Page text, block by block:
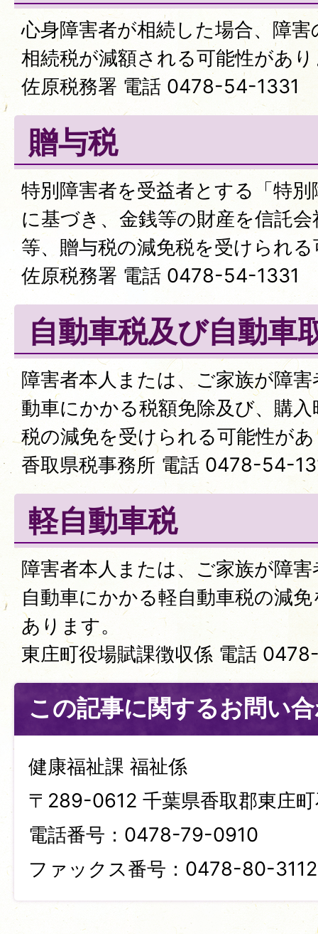
心身障害者が相続した場合、障
相続税が減額される可能性があ
佐原税務署 電話 0478-54-1331
贈与税
特別障害者を受益者とする「特
に基づき、金銭等の財産を信託
等、贈与税の減免税を受けられ
佐原税務署 電話 0478-54-1331
自動車税及び自動車
障害者本人または、ご家族が障
動車にかかる税額免除及び、購
税の減免を受けられる可能性が
香取県税事務所 電話 0478-54-
軽自動車税
障害者本人または、ご家族が障
自動車にかかる軽自動車税の減
あります。
東庄町役場賦課徴収係 電話
この記事に関するお問い
健康福祉課 福祉係
〒289-0612 千葉県香取郡東庄
電話番号：0478-79-0910
ファックス番号：0478-80-3112